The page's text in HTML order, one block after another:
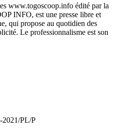
www.togoscoop.info édité par la
INFO, est une presse libre et
qui propose au quotidien des
Le professionnalisme est son
2021/PL/P